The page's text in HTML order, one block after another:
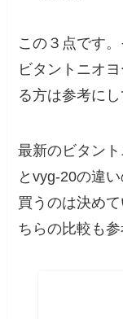
この３点です
ビタントニオ
る方は参考にし
最新のビタン
とvyg-20の違
買うのは決め
ちらの比較も参